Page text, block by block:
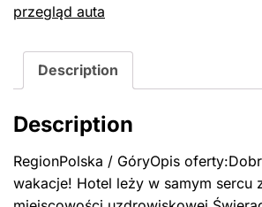
przegląd auta
Description
Description
RegionPolska / GóryOpis
wakacje! Hotel leży w samym sercu